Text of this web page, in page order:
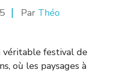
Par Théo
véritable festival de
où les paysages à